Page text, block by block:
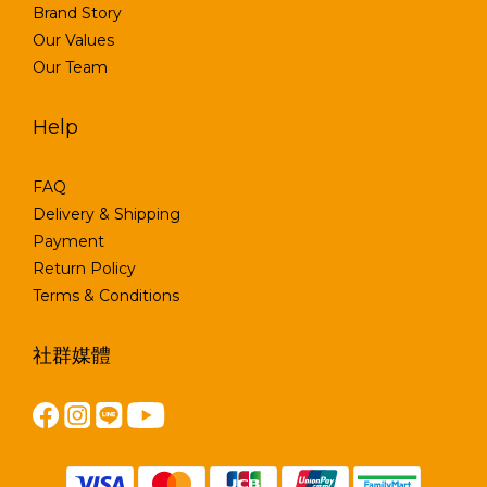
Brand Story
Our Values
Our Team
Help
FAQ
Delivery & Shipping
Payment
Return Policy
Terms & Conditions
社群媒體